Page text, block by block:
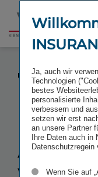
Inhalt
springen
Fußzeile
springen
Zur
Startseite
ÄNDERUNG IM
INSURANCE GROUP
Ja, auch wir
Technologien
bestes
personalisierte
verbessern und
setzen wir erst
an unsere Partner
Ihre Daten auch
Datenschutzregein
Wenn Sie auf